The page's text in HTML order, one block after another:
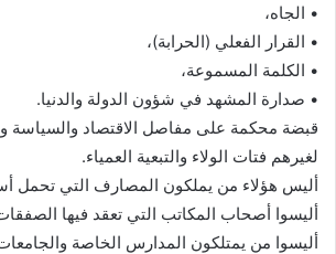
• الجاه،
• القرار الفعلي (الحرابة)،
• الكلمة المسموعة،
• صدارة المشهد في شؤون الدولة والدنيا.
قبضة محكمة على مفاصل الاقتصاد والسياسة
لغيرهم فتات الولاء والتبعية العمياء.
أليس هؤلاء من يملكون المصارف التي تحمل
أليسوا أصحاب المكاتب التي تعقد فيها
أليسوا من يمتلكون المدارس الخاصة والجامعات